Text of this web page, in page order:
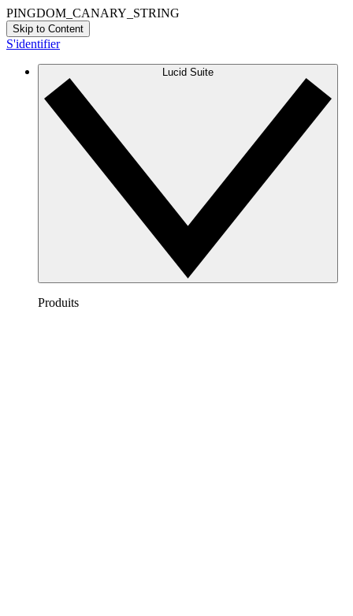
PINGDOM_CANARY_STRING
Skip to Content
S'identifier
Lucid Suite
Produits